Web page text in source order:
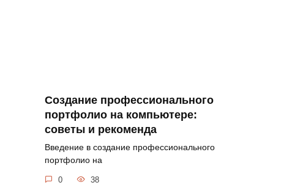
Создание профессионального
портфолио на компьютере:
советы и рекоменда
Введение в создание профессионального
портфолио на
0 38